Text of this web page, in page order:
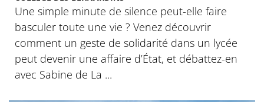
Une simple minute de silence peut-elle faire
basculer toute une vie ? Venez découvrir
comment un geste de solidarité dans un lycée
peut devenir une affaire d’État, et débattez-en
avec Sabine de La ...